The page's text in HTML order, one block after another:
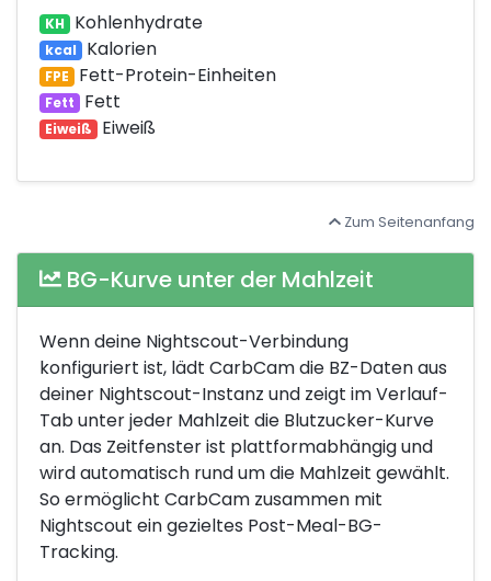
KH Kohlenhydrate
kcal Kalorien
FPE Fett-Protein-Einheiten
Fett Fett
Eiweiß Eiweiß
Zum Seitenanfang
BG-Kurve unter der Mahlzeit
Wenn deine Nightscout-Verbindung
konfiguriert ist, lädt CarbCam die BZ-Daten aus
deiner Nightscout-Instanz und zeigt im Verlauf-
Tab unter jeder Mahlzeit die Blutzucker-Kurve
an. Das Zeitfenster ist plattformabhängig und
wird automatisch rund um die Mahlzeit gewählt.
So ermöglicht CarbCam zusammen mit
Nightscout ein gezieltes Post-Meal-BG-
Tracking.